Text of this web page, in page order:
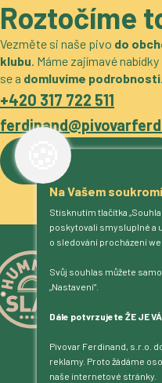
Na Vašem
Stisknutím tlačítka
poskytovali smysluplné a
o sledování procházení
Svůj souhlas můžete
„Nastavení“.
Dále potvrzujete ŽE JE
Pivovar Ferdinand, s.r.o.
reklamy. Proto žádáme
naše internetové stránky.
Roztočíme
Vezměte si naše pivo do
klubu. Máme zajímavé nabídky
se a domluvíme podrobnosti.
+420 317 722 511
Více o pivovaru